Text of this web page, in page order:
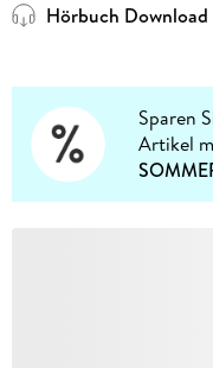
Hörbuch Download
Sparen
Artikel